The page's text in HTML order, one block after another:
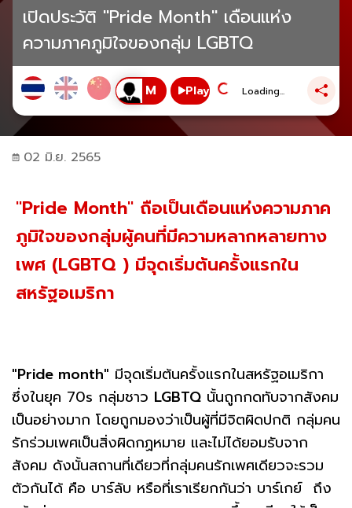
เปิดประวัติ "Pride Month" เดือนแห่ง
ความภาคภูมิใจของกลุ่ม LGBTQ
Play Loading...
02 มิ.ย. 2565
"Pride Month" ถือเป็นเดือนแห่งความภาค
ภูมิใจของกลุ่มผู้คนที่มีความหลากหลายทาง
เพศ (LGBTQ ) มีจุดเริ่มต้นครั้งแรกใน
สหรัฐอเมริกา
"Pride month" มีจุดเริ่มต้นครั้งแรกในสหรัฐอเมริกา
ซึ่งในยุค 70s กลุ่มชาว LGBTQ นั้นถูกกดทับจากสังคม
เป็นอย่างมาก โดยถูกมองว่าเป็นผู้ที่มีจิตผิดปกติ กลุ่มคน
รักร่วมเพศเป็นสิ่งผิดกฏหมาย และไม่ได้ยอมรับจาก
สังคม ดังนั้นสถานที่เดียวที่กลุ่มคนรักเพศเดียวจะรวม
ตัวกันได้ คือ บาร์ลับ หรือที่เราเรียกกันว่า บาร์เกย์ ถึง